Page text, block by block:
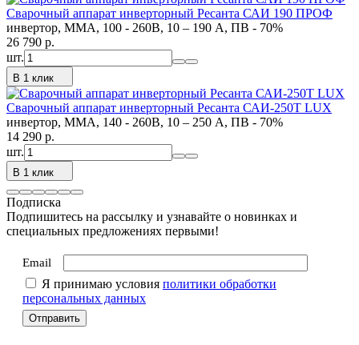
Сварочный аппарат инверторный Ресанта САИ 190 ПРОФ
инвертор, MMA, 100 - 260В, 10 – 190 А, ПВ - 70%
26 790 p.
шт.
В 1 клик
Сварочный аппарат инверторный Ресанта САИ-250Т LUX
инвертор, MMA, 140 - 260В, 10 – 250 А, ПВ - 70%
14 290 p.
шт.
В 1 клик
Подписка
Подпишитесь на рассылку и узнавайте о новинках и
специальных предложениях первыми!
Email
Я принимаю условия политики обработки
персональных данных